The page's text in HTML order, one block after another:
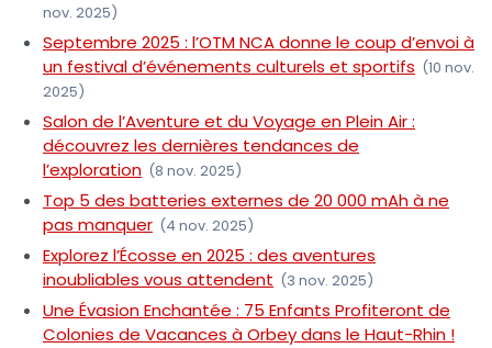
nov. 2025)
Septembre 2025 : l’OTM NCA donne le coup d’envoi à
un festival d’événements culturels et sportifs (10 nov.
2025)
Salon de l’Aventure et du Voyage en Plein Air :
découvrez les dernières tendances de
l’exploration (8 nov. 2025)
Top 5 des batteries externes de 20 000 mAh à ne
pas manquer (4 nov. 2025)
Explorez l’Écosse en 2025 : des aventures
inoubliables vous attendent (3 nov. 2025)
Une Évasion Enchantée : 75 Enfants Profiteront de
Colonies de Vacances à Orbey dans le Haut-Rhin !